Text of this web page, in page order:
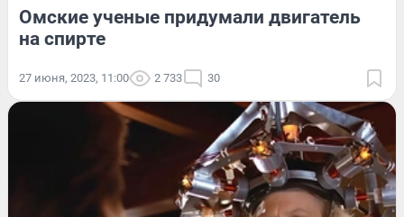
Омские ученые придумали двигатель
на спирте
27 июня, 2023, 11:00 2 733 30